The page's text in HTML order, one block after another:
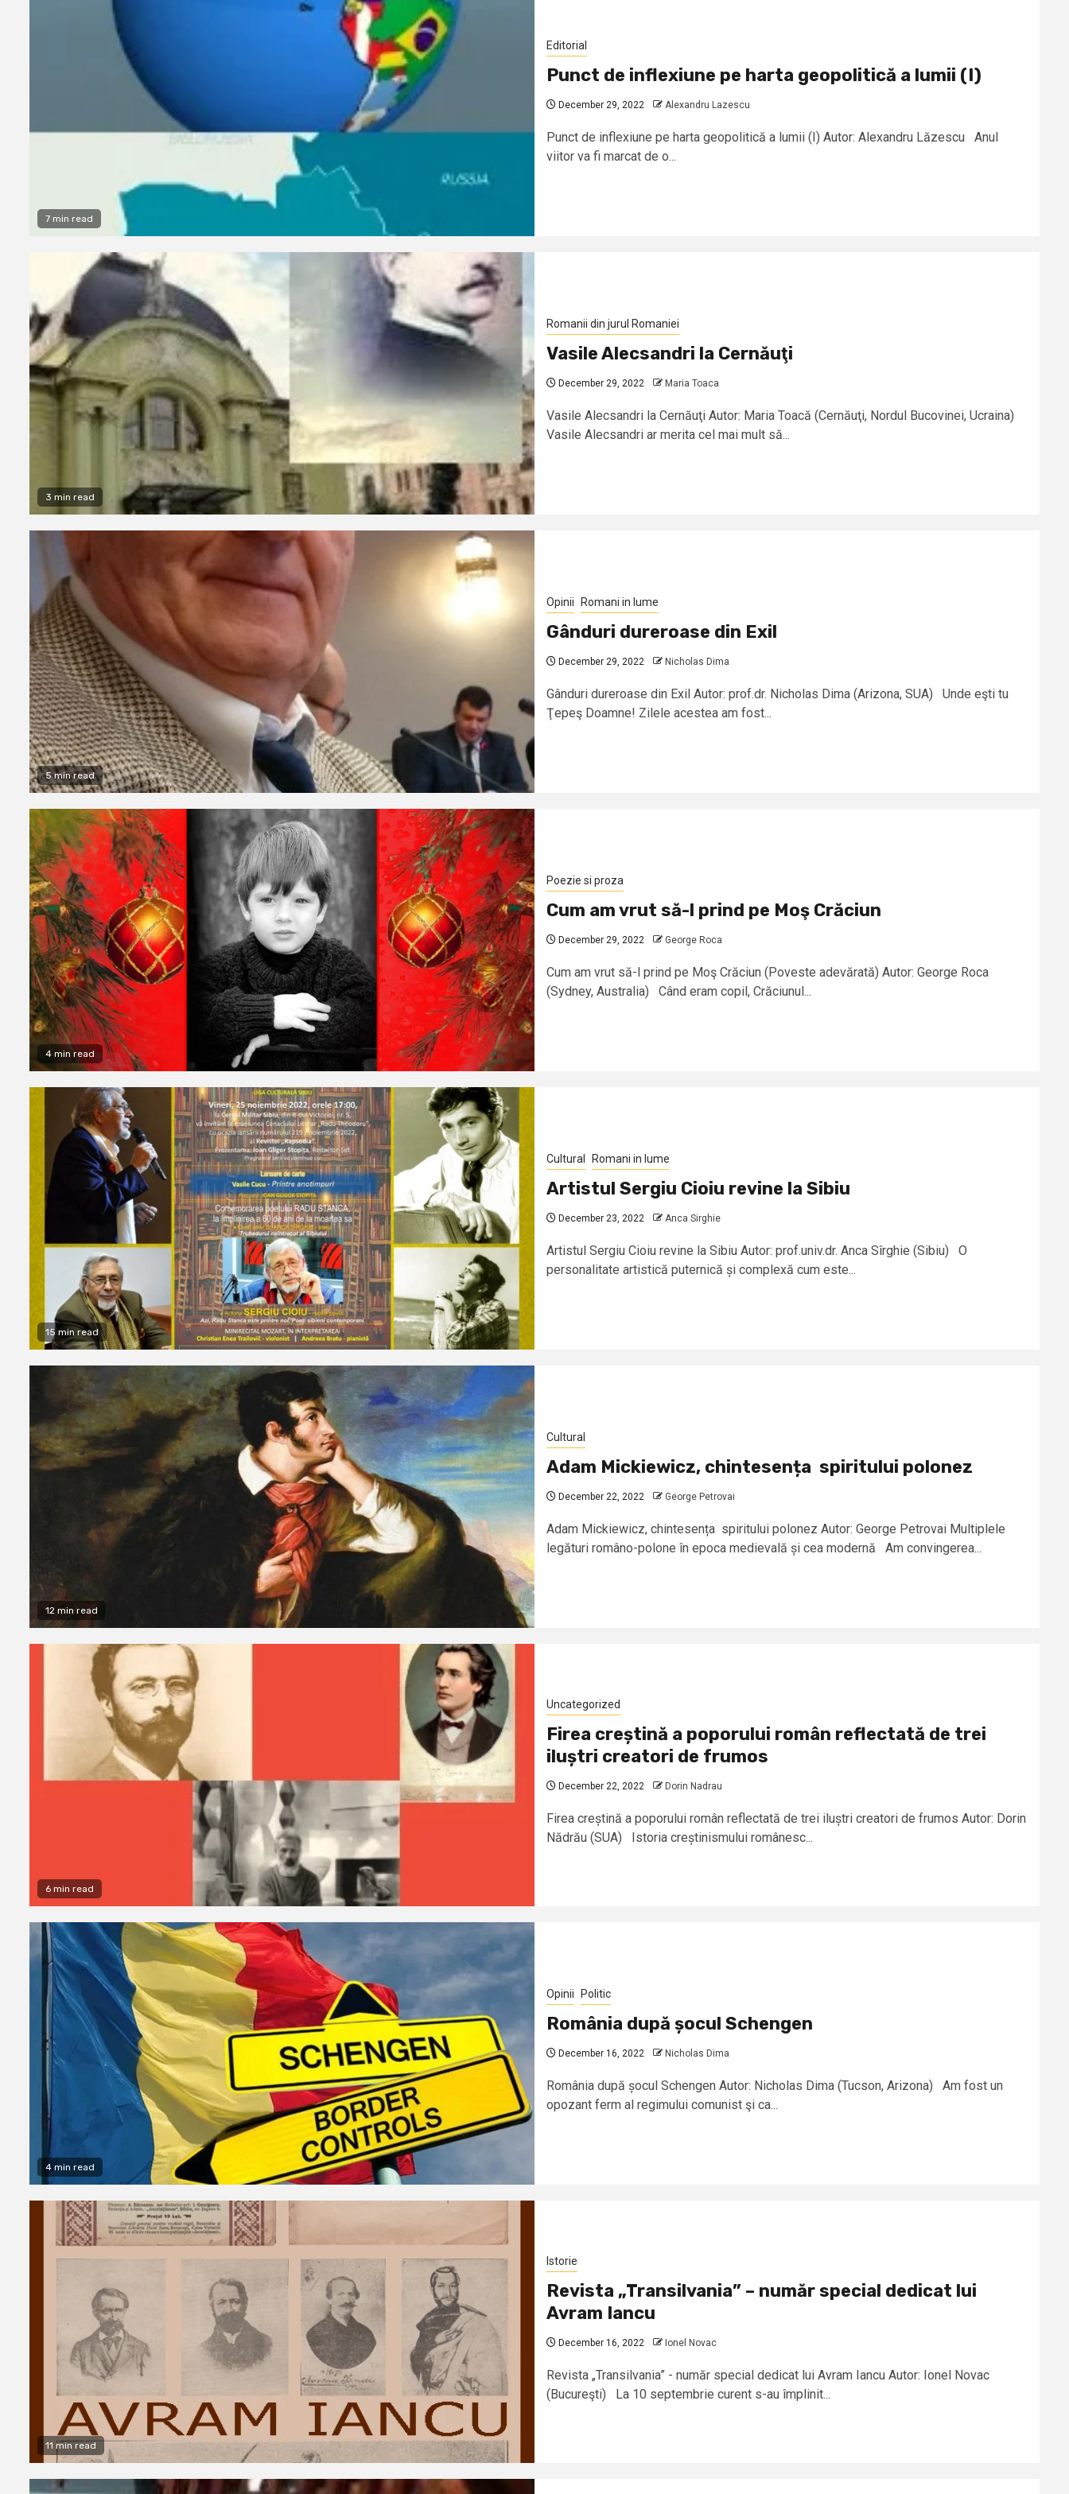
7 min read
Editorial
Punct de inflexiune pe harta geopolitică a lumii (I)
December 29, 2022 Alexandru Lazescu
Punct de inflexiune pe harta geopolitică a lumii (I) Autor: Alexandru Lăzescu Anul
viitor va fi marcat de o...
3 min read
Romanii din jurul Romaniei
Vasile Alecsandri la Cernăuţi
December 29, 2022 Maria Toaca
Vasile Alecsandri la Cernăuţi Autor: Maria Toacă (Cernăuţi, Nordul Bucovinei, Ucraina)
Vasile Alecsandri ar merita cel mai mult să...
5 min read
Opinii Romani in lume
Gânduri dureroase din Exil
December 29, 2022 Nicholas Dima
Gânduri dureroase din Exil Autor: prof.dr. Nicholas Dima (Arizona, SUA) Unde eşti tu
Ţepeş Doamne! Zilele acestea am fost...
4 min read
Poezie si proza
Cum am vrut să-l prind pe Moş Crăciun
December 29, 2022 George Roca
Cum am vrut să-l prind pe Moş Crăciun (Poveste adevărată) Autor: George Roca
(Sydney, Australia) Când eram copil, Crăciunul...
15 min read
Cultural Romani in lume
Artistul Sergiu Cioiu revine la Sibiu
December 23, 2022 Anca Sirghie
Artistul Sergiu Cioiu revine la Sibiu Autor: prof.univ.dr. Anca Sîrghie (Sibiu) O
personalitate artistică puternică și complexă cum este...
12 min read
Cultural
Adam Mickiewicz, chintesența spiritului polonez
December 22, 2022 George Petrovai
Adam Mickiewicz, chintesența spiritului polonez Autor: George Petrovai Multiplele
legături româno-polone în epoca medievală și cea modernă Am convingerea...
6 min read
Uncategorized
Firea creștină a poporului român reflectată de trei
iluștri creatori de frumos
December 22, 2022 Dorin Nadrau
Firea creștină a poporului român reflectată de trei iluștri creatori de frumos Autor: Dorin
Nădrău (SUA) Istoria creștinismului românesc...
4 min read
Opinii Politic
România după șocul Schengen
December 16, 2022 Nicholas Dima
România după șocul Schengen Autor: Nicholas Dima (Tucson, Arizona) Am fost un
opozant ferm al regimului comunist şi ca...
11 min read
Istorie
Revista „Transilvania” – număr special dedicat lui
Avram Iancu
December 16, 2022 Ionel Novac
Revista „Transilvania” - număr special dedicat lui Avram Iancu Autor: Ionel Novac
(Bucureşti) La 10 septembrie curent s-au împlinit...